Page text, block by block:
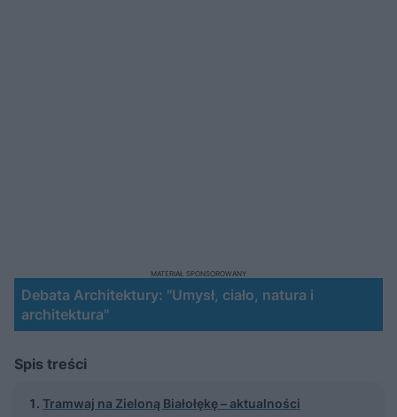
Debata Architektury: "Umysł, ciało, natura i
architektura"
MATERIAŁ SPONSOROWANY
Spis treści
Tramwaj na Zieloną Białołękę – aktualności